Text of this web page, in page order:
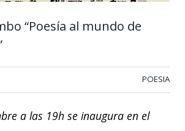
“Poesía al mundo de
POESIA
a las 19h se inaugura en el